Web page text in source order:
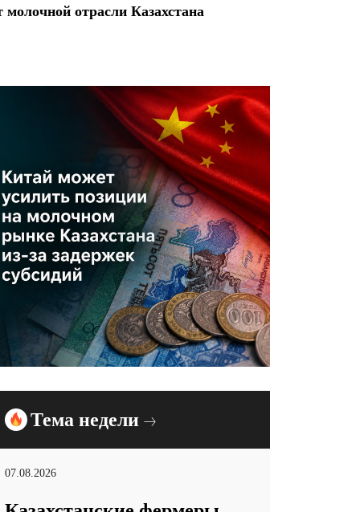
молочной отрасли Казахстана
Тема недели
07.08.2026